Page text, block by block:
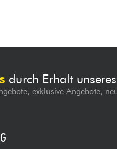
durch Erhalt
exklusive Angebote,